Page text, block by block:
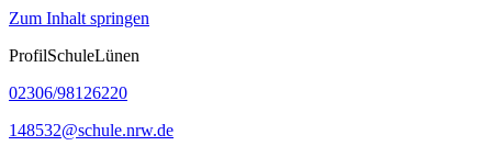
Zum Inhalt springen
ProfilSchuleLünen
02306/98126220
148532@schule.nrw.de